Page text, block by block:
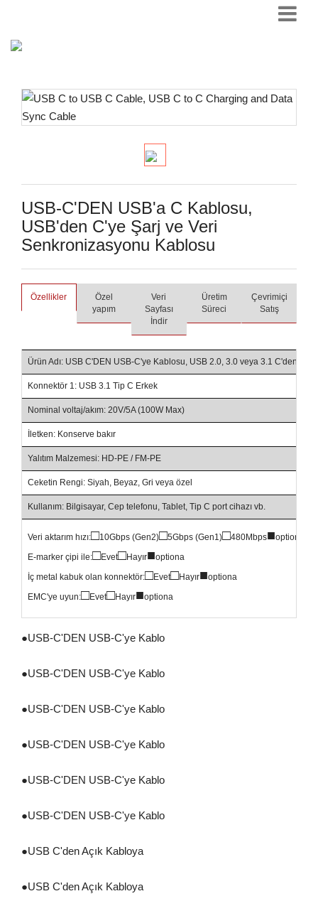
USB-C'DEN USB'a C Kablosu,
USB'den C'ye Şarj ve Veri
Senkronizasyonu Kablosu
Özellikler
Özel
yapım
Veri
Sayfası
İndir
Üretim
Süreci
Çevrimiçi
Satış
Ürün Adı: USB C'DEN USB-C'ye Kablosu, USB 2.0, 3.0 veya 3.1 C'den
Konnektör 1: USB 3.1 Tip C Erkek
Nominal voltaj/akım: 20V/5A (100W Max)
İletken: Konserve bakır
Yalıtım Malzemesi: HD-PE / FM-PE
Ceketin Rengi: Siyah, Beyaz, Gri veya özel
Kullanım: Bilgisayar, Cep telefonu, Tablet, Tip C port cihazı vb.
Veri aktarım hızı:□10Gbps (Gen2)□5Gbps (Gen1)□480Mbps■optiona
E-marker çipi ile:□Evet□Hayır■optiona
İç metal kabuk olan konnektör:□Evet□Hayır■optiona
EMC'ye uyun:□Evet□Hayır■optiona
●USB-C'DEN USB-C'ye Kablo
●USB-C'DEN USB-C'ye Kablo
●USB-C'DEN USB-C'ye Kablo
●USB-C'DEN USB-C'ye Kablo
●USB-C'DEN USB-C'ye Kablo
●USB-C'DEN USB-C'ye Kablo
●USB C'den Açık Kabloya
●USB C'den Açık Kabloya